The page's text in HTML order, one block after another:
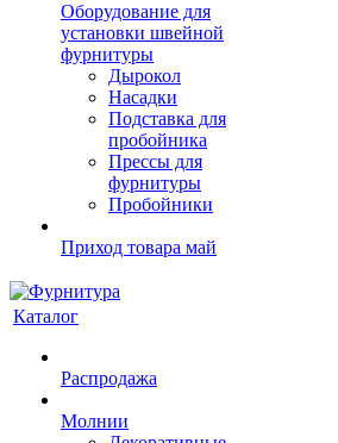
Оборудование для
установки швейной
фурнитуры
Дырокол
Насадки
Подставка для
пробойника
Прессы для
фурнитуры
Пробойники
Приход товара май
Каталог
Распродажа
Молнии